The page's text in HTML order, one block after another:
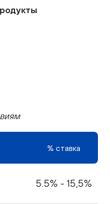
% ставка
5.5% - 15,5%